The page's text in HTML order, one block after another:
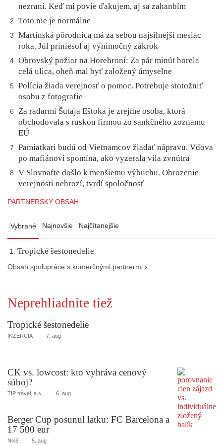
nezraní. Keď mi povie ďakujem, aj sa zahanbím
2 Toto nie je normálne
3
Martinská pôrodnica má za sebou najsilnejší mesiac
roka. Júl priniesol aj výnimočný zákrok
4 Obrovský požiar na Horehroní: Za pár minút horela
celá ulica, oheň mal byť založený úmyselne
5
Polícia žiada verejnosť o pomoc. Potrebuje stotožniť
osobu z fotografie
6
Za radarmi Šutaja Eštoka je zrejme osoba, ktorá
obchodovala s ruskou firmou zo sankčného zoznamu
EÚ
7
Pamiatkari budú od Vietnamcov žiadať nápravu. Vdova
po mafiánovi spomína, ako vyzerala vila zvnútra
8
V Slovnafte došlo k menšiemu výbuchu. Ohrozenie
verejnosti nehrozí, tvrdí spoločnosť
PARTNERSKÝ OBSAH
Vybrané Najnovšie Najčítanejšie
Tropické šestonedelie
Obsah spolupráce s komerčnými partnermi ›
Neprehliadnite tiež
Tropické šestonedelie
INZERCIA 7. aug
CK vs. lowcost: kto vyhráva cenový
súboj?
TIP travel, a.s. 6. aug
Berger Cup posunul latku: FC Barcelona a
17 500 eur
Niké 5. aug